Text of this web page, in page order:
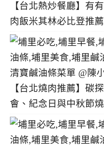
【台北熱炒餐廳】有
肉飯米其林必比登推薦
【台北燒肉推薦】碳
會、紀念日與中秋節